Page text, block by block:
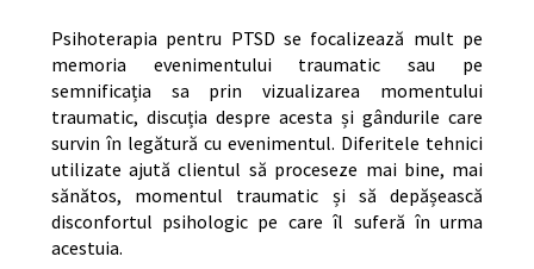
Psihoterapia pentru PTSD se focalizează mult pe
memoria evenimentului traumatic sau pe
semnificația sa prin vizualizarea momentului
traumatic, discuția despre acesta și gândurile care
survin în legătură cu evenimentul. Diferitele tehnici
utilizate ajută clientul să proceseze mai bine, mai
sănătos, momentul traumatic și să depășească
disconfortul psihologic pe care îl suferă în urma
acestuia.